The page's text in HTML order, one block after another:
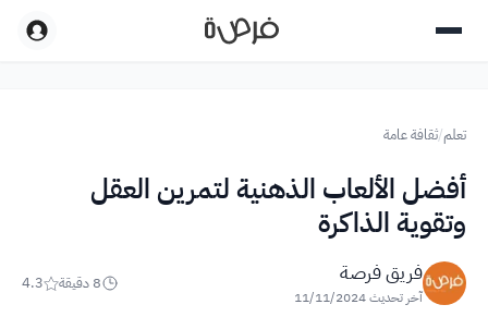
تعلم/ثقافة عامة
أفضل الألعاب الذهنية لتمرين العقل
وتقوية الذاكرة
فريق فرصة
آخر تحديث11/11/2024
8 دقيقة 4.3